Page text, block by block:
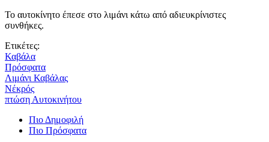
Το αυτοκίνητο έπεσε στο λιμάνι κάτω από αδιευκρίνιστες
συνθήκες.
Ετικέτες:
Καβάλα
Πρόσφατα
Λιμάνι Καβάλας
Νέκρός
πτώση Αυτοκινήτου
Πιο Δημοφιλή
Πιο Πρόσφατα